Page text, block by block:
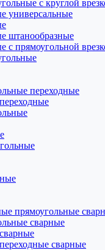
с круглой
универсальные
штанообразные
с прямоугольной
переходные
прямоугольные
сварные
сварные